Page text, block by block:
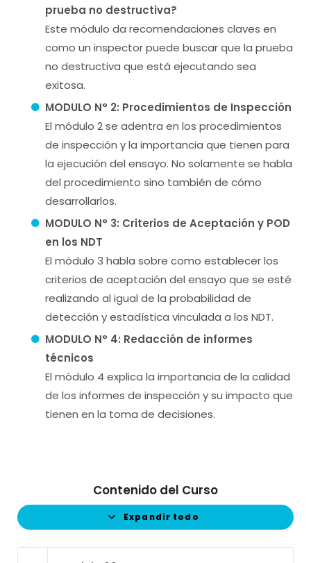
prueba no destructiva?
Este módulo da recomendaciones claves en
como un inspector puede buscar que la prueba
no destructiva que está ejecutando sea
exitosa.
MODULO N° 2: Procedimientos de Inspección
El módulo 2 se adentra en los procedimientos
de inspección y la importancia que tienen para
la ejecución del ensayo. No solamente se habla
del procedimiento sino también de cómo
desarrollarlos.
MODULO N° 3: Criterios de Aceptación y POD
en los NDT
El módulo 3 habla sobre como establecer los
criterios de aceptación del ensayo que se esté
realizando al igual de la probabilidad de
detección y estadística vinculada a los NDT.
MODULO N° 4: Redacción de informes
técnicos
El módulo 4 explica la importancia de la calidad
de los informes de inspección y su impacto que
tienen en la toma de decisiones.
Contenido del Curso
Expandir todo